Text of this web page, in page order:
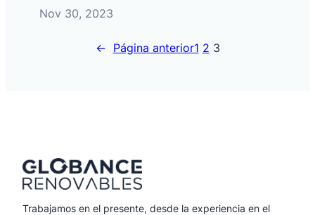
Nov 30, 2023
← Página anterior1 2 3
Trabajamos en el presente, desde la experiencia en el